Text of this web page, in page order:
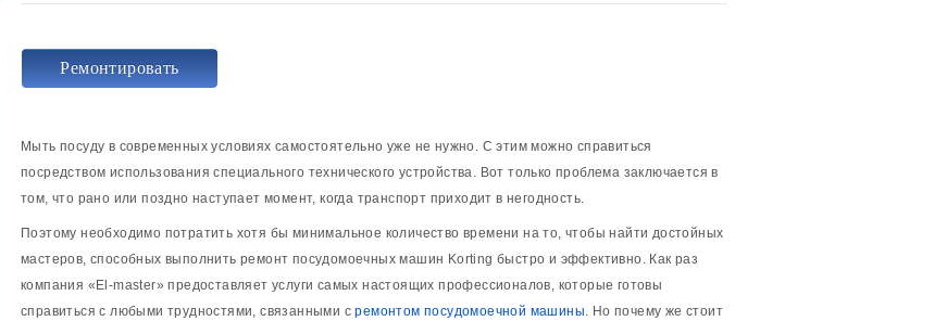
Ремонтировать
Мыть посуду в современных условиях самостоятельно уже не нужно. С этим можно справиться
посредством использования специального технического устройства. Вот только проблема заключается в
том, что рано или поздно наступает момент, когда транспорт приходит в негодность.
Поэтому необходимо потратить хотя бы минимальное количество времени на то, чтобы найти достойных
мастеров, способных выполнить ремонт посудомоечных машин Korting быстро и эффективно. Как раз
компания «El-master» предоставляет услуги самых настоящих профессионалов, которые готовы
справиться с любыми трудностями, связанными сремонтом посудомоечной машины. Но почему же стоит